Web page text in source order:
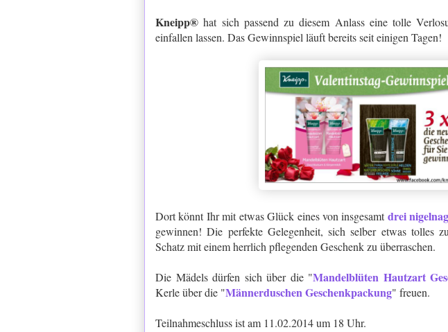
Kneipp® hat sich passend zu diesem Anlass eine tolle
einfallen lassen. Das Gewinnspiel läuft bereits seit einigen Tagen!
Dort könnt Ihr mit etwas Glück eines von insgesamtdrei
gewinnen! Die perfekte Gelegenheit, sich selber etwas tolles
Schatz mit einem herrlich pflegenden Geschenk zu überraschen.
Die Mädels dürfen sich über die "Mandelblüten Hautzart
Kerle über die "Männerduschen Geschenkpackung" freuen.
Teilnahmeschluss ist am 11.02.2014 um 18 Uhr.